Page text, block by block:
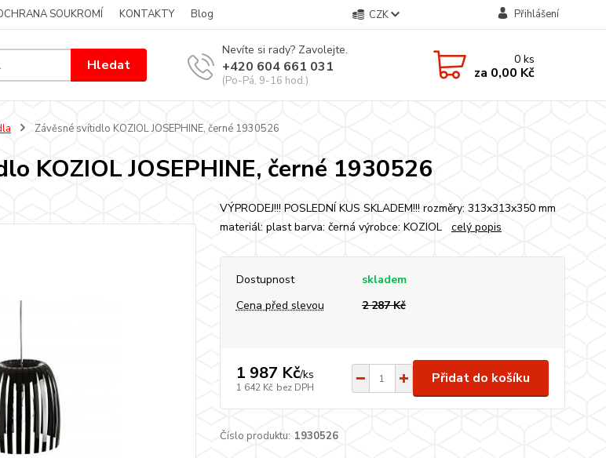
SOUKROMÍ KONTAKTY Blog CZK Přihlášení
Hledat
Nevíte si rady? Zavolejte.
+420 604 661 031
(Po-Pá, 9-16 hod.)
0ks
za 0,00 Kč
Závěsné svítidlo KOZIOL JOSEPHINE, černé 1930526
KOZIOL JOSEPHINE, černé 1930526
VÝPRODEJ!!! POSLEDNÍ KUS SKLADEM!!! rozměry: 313x313x350 mm
materiál: plast barva: černá výrobce: KOZIOL celý popis
Dostupnost
skladem
Cena před slevou
2 287 Kč
1 987 Kč/ks
1 642 Kč bez DPH
Přidat do košíku
Číslo produktu: 1930526